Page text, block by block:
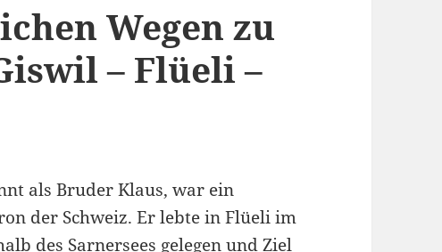
Wegen zu
– Flüeli –
als Bruder Klaus, war ein
der Schweiz. Er lebte in Flüeli im
des Sarnersees gelegen und Ziel